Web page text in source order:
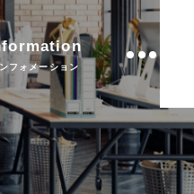
フォメーション